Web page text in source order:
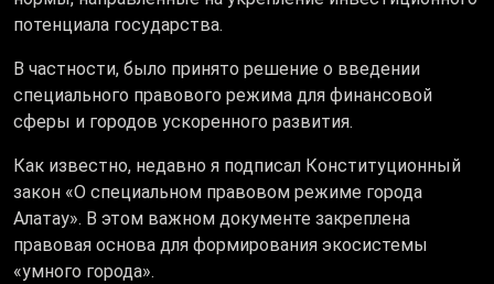
потенциала государства.
В частности, было принято решение о введении
специального правового режима для финансовой
сферы и городов ускоренного развития.
Как известно, недавно я подписал Конституционный
закон «О специальном правовом режиме города
Алатау». В этом важном документе закреплена
правовая основа для формирования экосистемы
«умного города».